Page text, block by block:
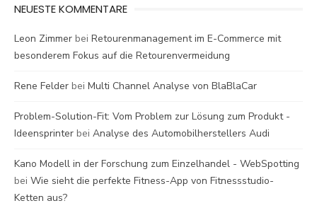
NEUESTE KOMMENTARE
Leon Zimmer bei Retourenmanagement im E-Commerce mit
besonderem Fokus auf die Retourenvermeidung
Rene Felder bei Multi Channel Analyse von BlaBlaCar
Problem-Solution-Fit: Vom Problem zur Lösung zum Produkt -
Ideensprinter bei Analyse des Automobilherstellers Audi
Kano Modell in der Forschung zum Einzelhandel - WebSpotting
bei Wie sieht die perfekte Fitness-App von Fitnessstudio-
Ketten aus?